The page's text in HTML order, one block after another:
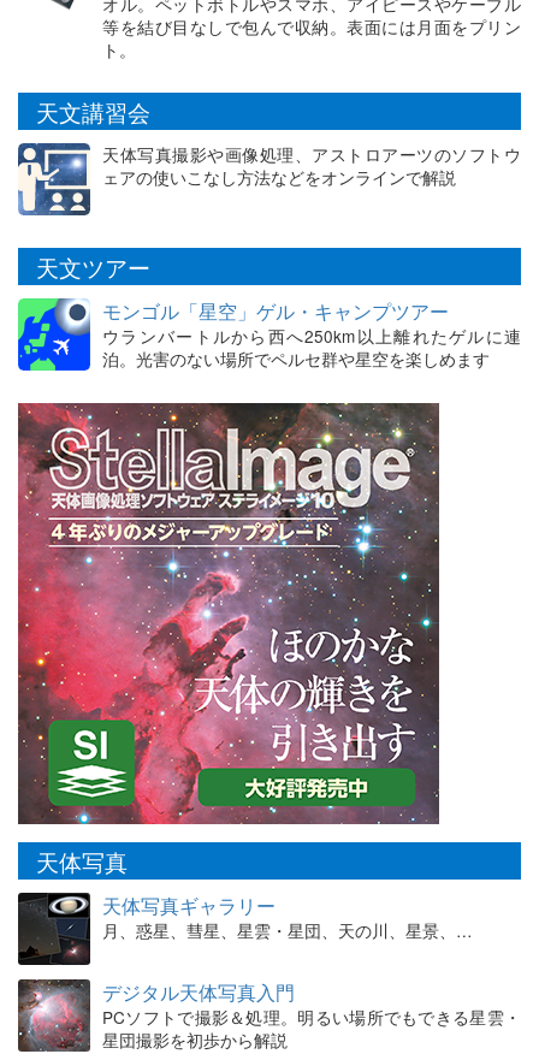
等を結び目なしで包んで収納。表面には月面をプリン
ト。
天文講習会
天体写真撮影や画像処理、アストロアーツのソフトウ
ェアの使いこなし方法などをオンラインで解説
天文ツアー
モンゴル「星空」ゲル・キャンプツアー
ウランバートルから西へ250km以上離れたゲルに連
泊。光害のない場所でペルセ群や星空を楽しめます
天体写真
天体写真ギャラリー
月、惑星、彗星、星雲・星団、天の川、星景、…
デジタル天体写真入門
PCソフトで撮影＆処理。明るい場所でもできる星雲・
星団撮影を初歩から解説